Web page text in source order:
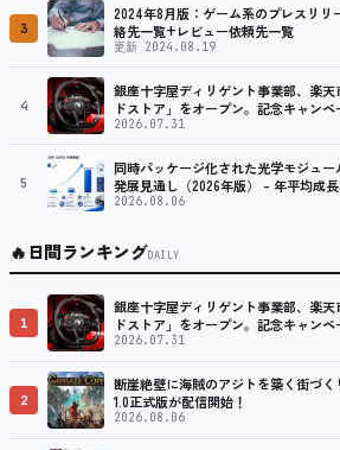
3
2024年8月版：ゲーム系のプレスリリ
絡先一覧+レビュー依頼先一覧
更新 2024.08.19
4
銀座十字屋ディリゲント事業部、楽
ドストア」をオープン。記念キャン
ング／フライトシム向けコントローラ
2026.07.31
5
同時パッケージ化された光学モジュ
発展見通し（2026年版） – 年平均成
成長
2026.08.06
🔥日間ランキングDAILY
1
銀座十字屋ディリゲント事業部、楽
ドストア」をオープン。記念キャン
ング／フライトシム向けコントローラ
2026.07.31
2
断崖絶壁に海賊のアジトを築く街づく
1.0正式版が配信開始！
2026.08.06